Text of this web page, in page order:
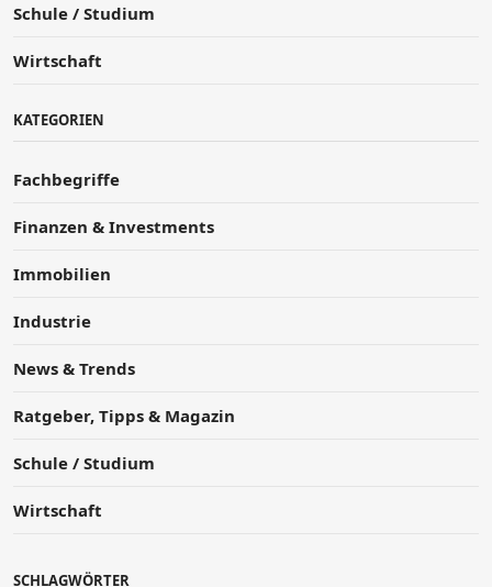
Schule / Studium
Wirtschaft
KATEGORIEN
Fachbegriffe
Finanzen & Investments
Immobilien
Industrie
News & Trends
Ratgeber, Tipps & Magazin
Schule / Studium
Wirtschaft
SCHLAGWÖRTER